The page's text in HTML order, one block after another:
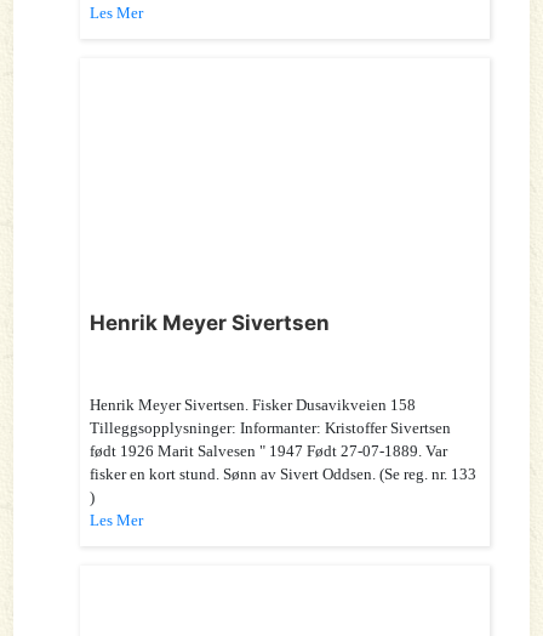
Les Mer
Henrik Meyer Sivertsen
Henrik Meyer Sivertsen. Fisker Dusavikveien 158
Tilleggsopplysninger: Informanter: Kristoffer Sivertsen
født 1926 Marit Salvesen " 1947 Født 27-07-1889. Var
fisker en kort stund. Sønn av Sivert Oddsen. (Se reg. nr. 133
)
Les Mer